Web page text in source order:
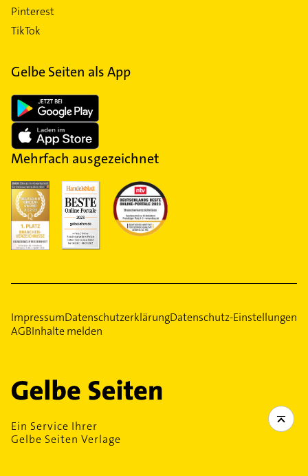
Pinterest
TikTok
Gelbe Seiten als App
Mehrfach ausgezeichnet
ImpressumDatenschutzerklärungDatenschutz-Einstellungen
AGBInhalte melden
Ein Service Ihrer
Gelbe Seiten Verlage